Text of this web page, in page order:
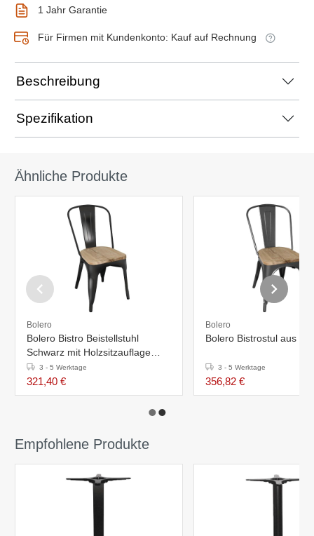
1 Jahr Garantie
Für Firmen mit Kundenkonto: Kauf auf Rechnung
Beschreibung
Spezifikation
Ähnliche Produkte
Bolero
Bolero Bistro Beistellstuhl
Schwarz mit Holzsitzauflage
(4er Pack)
3 - 5 Werktage
321,40 €
Bolero
Bolero Bistrostul aus
3 - 5 Werktage
356,82 €
Empfohlene Produkte